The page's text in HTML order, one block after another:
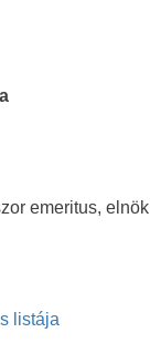
emeritus, elnök
listája